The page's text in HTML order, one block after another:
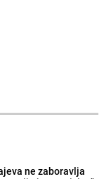
ne zaboravlja